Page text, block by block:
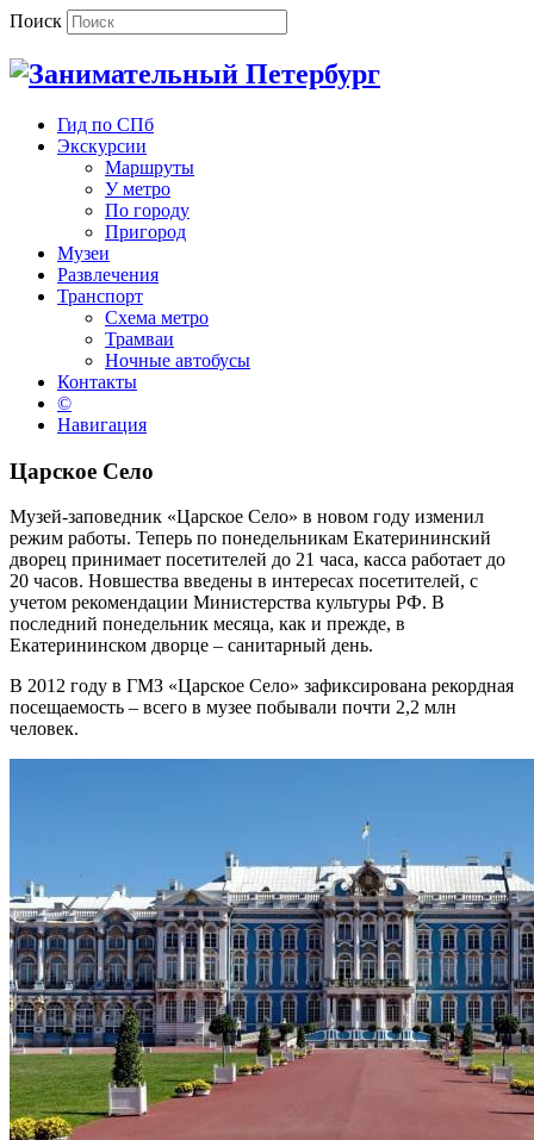
Поиск
Гид по СПб
Экскурсии
Маршруты
У метро
По городу
Пригород
Музеи
Развлечения
Транспорт
Схема метро
Трамваи
Ночные автобусы
Контакты
©
Навигация
Царское Село
Музей-заповедник «Царское Село» в новом году изменил
режим работы. Теперь по понедельникам Екатерининский
дворец принимает посетителей до 21 часа, касса работает до
20 часов. Новшества введены в интересах посетителей, с
учетом рекомендации Министерства культуры РФ. В
последний понедельник месяца, как и прежде, в
Екатерининском дворце – санитарный день.
В 2012 году в ГМЗ «Царское Село» зафиксирована рекордная
посещаемость – всего в музее побывали почти 2,2 млн
человек.